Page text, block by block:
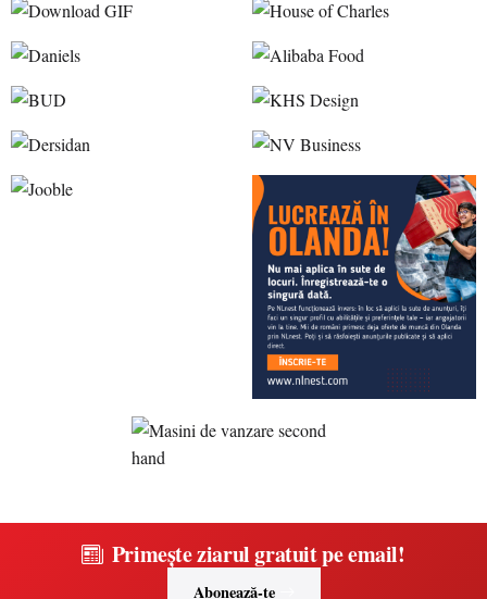
Primește ziarul gratuit pe email!
Abonează-te